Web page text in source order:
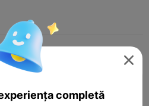
& DIY
de imprimare

completă